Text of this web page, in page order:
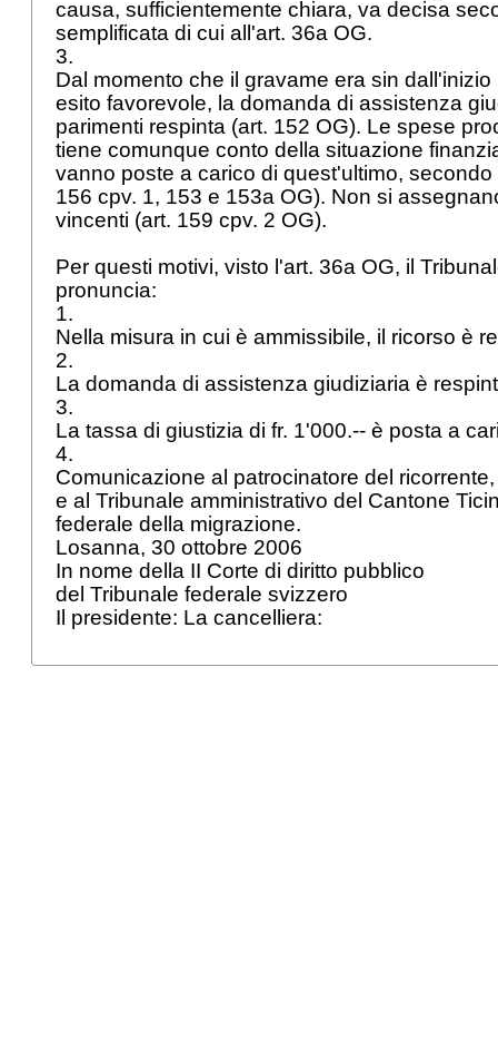
causa, sufficientemente chiara, va decisa
semplificata di cui all'art. 36a OG.
3.
Dal momento che il gravame era sin
esito favorevole, la domanda di assistenza
parimenti respinta (art. 152 OG). Le spese
tiene comunque conto della situazione
vanno poste a carico di quest'ultimo,
156 cpv. 1, 153 e 153a OG). Non si
vincenti (art. 159 cpv. 2 OG).
Per questi motivi, visto l'art. 36a OG, il
pronuncia:
1.
Nella misura in cui è ammissibile, il ricorso è
2.
La domanda di assistenza giudiziaria è
3.
La tassa di giustizia di fr. 1'000.-- è posta a
4.
Comunicazione al patrocinatore del
e al Tribunale amministrativo del Cantone
federale della migrazione.
Losanna, 30 ottobre 2006
In nome della II Corte di diritto pubblico
del Tribunale federale svizzero
Il presidente: La cancelliera: